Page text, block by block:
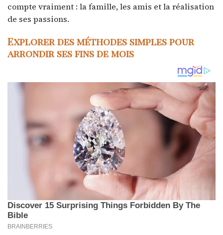
compte vraiment : la famille, les amis et la réalisation
de ses passions.
Explorer des méthodes simples pour
arrondir ses fins de mois